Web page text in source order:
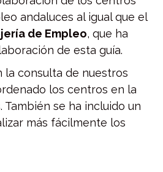
andaluces al igual que el
de Empleo, que ha
de esta guía.
la consulta de nuestros
los centros en la
También se ha incluido un
más fácilmente los